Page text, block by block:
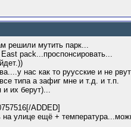
решили мутить парк...
pack...проспонсировать...
нас как то руусские и не
типа а зафиг мне и т.д. и т.п.
и их берут)...
ADDED]
улице ещё +